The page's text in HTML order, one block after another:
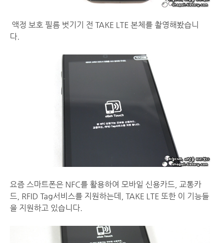
액정 보호 필름 벗기기 전 TAKE LTE 본체를 촬영해봤습니
다.
요즘 스마트폰은 NFC를 활용하여 모바일 신용카드, 교통카
드, RFID Tag서비스를 지원하는데, TAKE LTE 또한 이 기능들
을 지원하고 있습니다.